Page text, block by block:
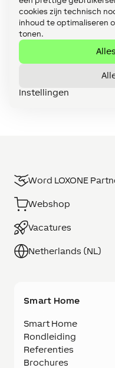
cookies zijn technisch
inhoud te optimaliseren
tonen.
Instellingen
Extensions (25)
Implementatie in
Klimaat (15)
Word LOXONE
Webshop
Vacatures
Netherlands (NL)
Smart Home
Smart Home
Rondleiding
Referenties
Brochures